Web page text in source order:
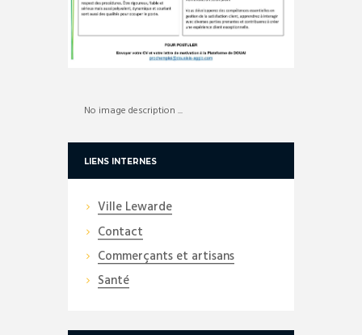
No image description ...
LIENS INTERNES
Ville Lewarde
Contact
Commerçants et artisans
Santé